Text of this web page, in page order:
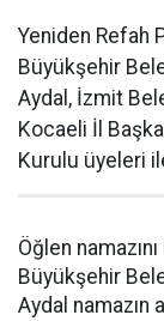
Yeniden Refah
Büyükşehir
Aydal, İzmit
Kocaeli İl
Kurulu üyeleri
Öğlen
Büyükşehir
Aydal namazın